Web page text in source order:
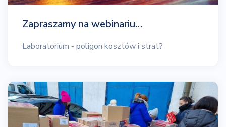
Zapraszamy na webinariu…
Laboratorium - poligon kosztów i strat?